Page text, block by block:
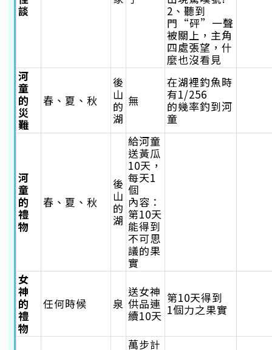
談
2、聽到
門“砰”一聲
被關上，主角
四處張望，什
麼也沒看見
河
童
的
災
難
春、夏、秋
後
山
的
湖
無
在湖裡釣魚時
有1/256
的幾率釣到河
童
河
童
的
禮
物
春、夏、秋
後
山
的
湖
給河童
送黃瓜
10天，
每天1
個
內容：
第10天
能得到
不可思
議的果
實
女
神
的
禮
物
任何時候 泉
送女神
供品連
續10天
第10天得到
1個力之果實
萬步計